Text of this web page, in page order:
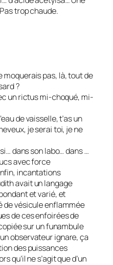
trop chaude.
moquerais pas, là, tout de
?
un rictus mi-choqué, mi-
de vaisselle, t’as un
je serai toi, je ne
dans son labo… dans …
avec force
incantations
avait un langage
et varié, et
de vésicule enflammée
de ces enfoirées de
sur un funambule
observateur ignare, ça
des puissances
qu’il ne s’agit que d’un